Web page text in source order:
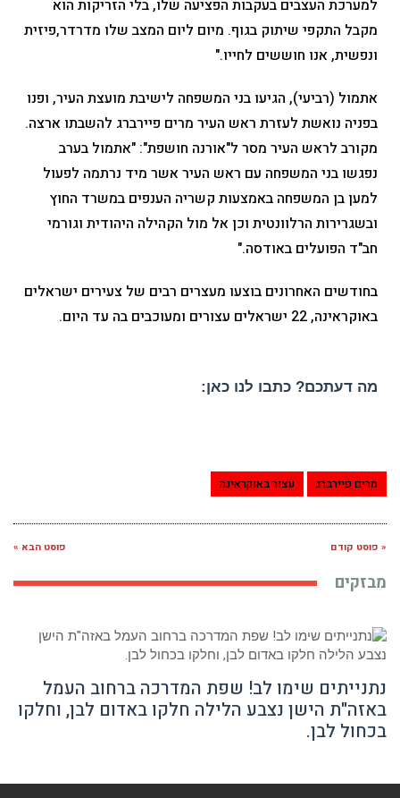
למערכת העצבים בעקבות הפציעה שלו, בלי הזריקות הוא
מקבל התקפי שיתוק בגוף. מיום ליום המצב שלו מדרדר,פיזית
ונפשית, אנו חוששים לחייו."
אתמול (רביעי), הגיעו בני המשפחה לישיבת מועצת העיר, ופנו
בפניה נואשת לעזרת ראש העיר מרים פיירברג להשבתו ארצה.
מקורב לראש העיר מסר ל"אורנה חושפת": "אתמול בערב
נפגשו בני המשפחה עם ראש העיר אשר מיד נרתמה לפעול
למען בן המשפחה באמצעות קשריה הענפים במשרד החוץ
ובשגרירות הרלוונטית וכן אל מול הקהילה היהודית וגורמי
חב"ד הפועלים באודסה."
בחודשים האחרונים בוצעו מעצרים רבים של צעירים ישראלים
באוקראינה, 22 ישראלים עצורים ומעוכבים בה עד היום.
מה דעתכם? כתבו לנו כאן:
מרים פיירברג עצור באוקראינה
« פוסט קודם פוסט הבא »
מבזקים
נתנייתים שימו לב! שפת המדרכה ברחוב העמל
באזה"ת הישן נצבע הלילה חלקו באדום לבן, וחלקו
בכחול לבן.